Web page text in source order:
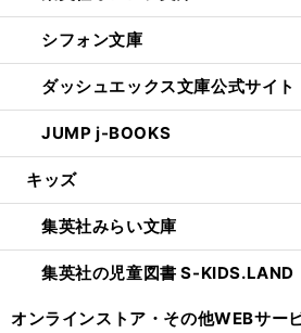
シフォン文庫
ダッシュエックス文庫公式サイト
JUMP j-BOOKS
キッズ
集英社みらい文庫
集英社の児童図書 S-KIDS.LAND
オンラインストア・ その他WEBサー